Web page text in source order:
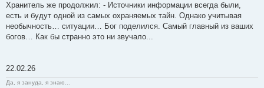
Хранитель же продолжил: - Источники информации всегда были,
есть и будут одной из самых охраняемых тайн. Однако учитывая
необычность… ситуации… Бог поделился. Самый главный из ваших
богов… Как бы странно это ни звучало...
22.02.26
Да, я зануда, я знаю...